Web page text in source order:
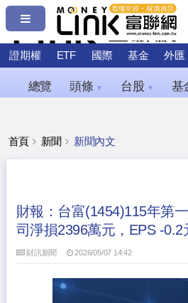
證期權 ETF 國際 基金 外匯
總覽 頭條 ▼ 台股 ▼ 基
首頁 新聞 新聞內文
財報：台富(1454)115年第
司淨損2396萬元，EPS -0.2
財訊新聞 2026/05/07 14:42